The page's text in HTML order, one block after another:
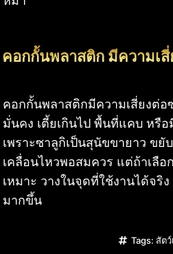
คอกกั้นพลาสติก มีความเ
คอกกั้นพลาสติกมีความเสี่ยงต่อ
มั่นคง เตี้ยเกินไป พื้นที่แคบ หรื
เพราะซาลูกิเป็นสุนัขขายาว ขยั
เคลื่อนไหวพอสมควร แต่ถ้าเลื
เหมาะ วางในจุดที่ใช้งานได้จริ
มากขึ้น
Tags: สัตว์